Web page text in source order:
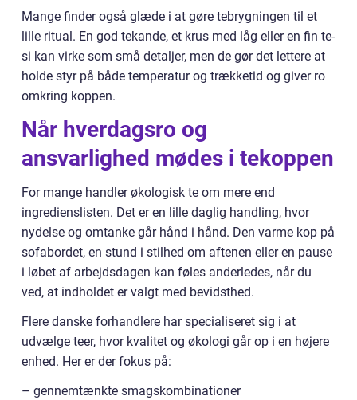
Mange finder også glæde i at gøre tebrygningen til et
lille ritual. En god tekande, et krus med låg eller en fin te-
si kan virke som små detaljer, men de gør det lettere at
holde styr på både temperatur og trækketid og giver ro
omkring koppen.
Når hverdagsro og
ansvarlighed mødes i tekoppen
For mange handler økologisk te om mere end
ingredienslisten. Det er en lille daglig handling, hvor
nydelse og omtanke går hånd i hånd. Den varme kop på
sofabordet, en stund i stilhed om aftenen eller en pause
i løbet af arbejdsdagen kan føles anderledes, når du
ved, at indholdet er valgt med bevidsthed.
Flere danske forhandlere har specialiseret sig i at
udvælge teer, hvor kvalitet og økologi går op i en højere
enhed. Her er der fokus på:
– gennemtænkte smagskombinationer